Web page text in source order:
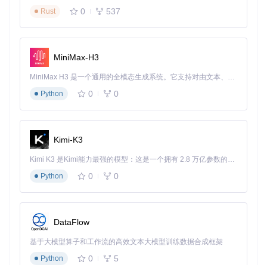
三指拖拽核心参数配置方案
完成系统设置调整后，打开ThreeFingerDragOnWindows应
ee finger drag"开关，这将激活核心的三指拖拽功能。对于"允
得平衡。
💡 技巧：如果发现拖拽操作不够灵敏，可以尝试调整"鼠标速
对于大多数用户，默认值30是一个良好的起点。
显示主要功能开关和调节选项 - Windows手势配置
进阶应用：系统集成与多设备同步
Rust
0 537
MiniMax-H3
MiniMax H3 是一个通用的全模态生成系统。它支持对由文本、图像、视频和音频组成的多模态上下文进行统一理解，并能生成分辨率高达 2K、时长可达 15 秒的带原生立体声音频的视频。得益于面向任务泛化的系统设计，H3 在预训练阶段就已具备广泛的多模态上下文理解与生成能力，能够出色地执行复杂的多模态指令。
Python
0 0
Kimi-K3
Kimi K3 是Kimi能力最强的模型：这是一个拥有 2.8 万亿参数的混合专家（MoE）模型，具备原生视觉理解能力，并支持 100 万 token 的上下文窗口。
Python
0 0
DataFlow
基于大模型算子和工作流的高效文本大模型训练数据合成框架
Python
0 5